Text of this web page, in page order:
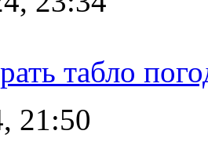
табло
21:50